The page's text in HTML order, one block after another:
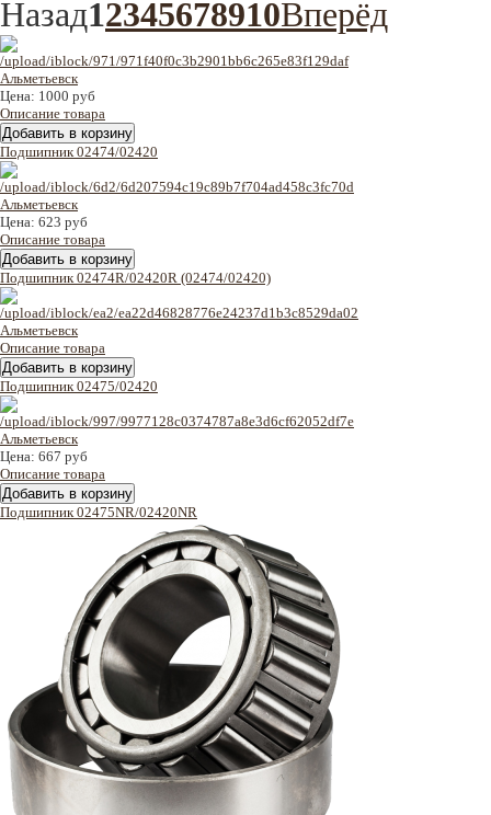
Назад12345678910Вперёд
Цена: 1000 руб
Описание товара
Подшипник 02474/02420
Цена: 623 руб
Описание товара
Подшипник 02474R/02420R (02474/02420)
Описание товара
Подшипник 02475/02420
Цена: 667 руб
Описание товара
Подшипник 02475NR/02420NR